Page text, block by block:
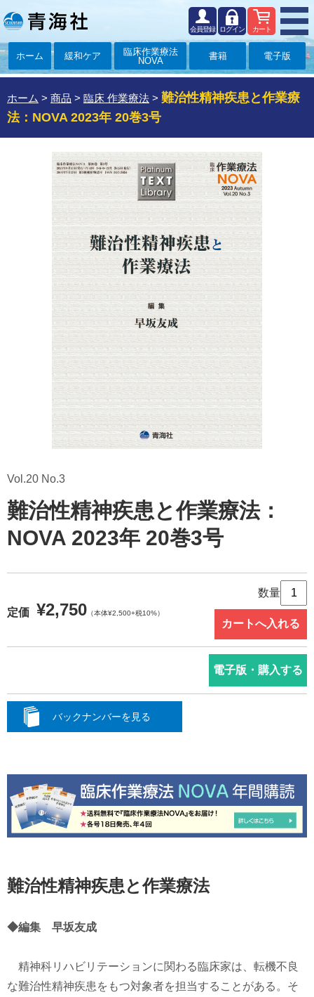
カート
ログイン
会員登録
ホーム 緩和ケア
臨床作業療法
NOVA
書籍 電子版
ホーム > 商品 > 臨床 作業療法 > 難治性精神疾患と作業療
法：NOVA 2023年 20巻3号
Vol.20 No.3
難治性精神疾患と作業療法：
NOVA 2023年 20巻3号
定価 ¥2,750 （本体¥2,500+税10%）
数量
電子版・購入する
バックナンバーを見る
難治性精神疾患と作業療法
◆編集 早坂友成
精神科リハビリテーションに関わる臨床家は、転機不良
な難治性精神疾患をもつ対象者を担当することがある。そ